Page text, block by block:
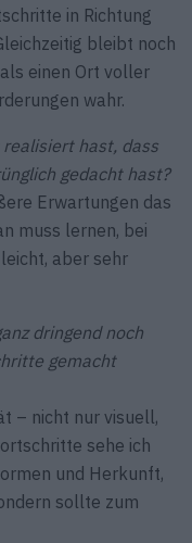
in Richtung
bleibt noch
einen Ort voller
wahr.
realisiert hast, dass
gedacht hast?
Erwartungen das
muss lernen, bei
aber sehr
dringend noch
gemacht
– nicht nur visuell,
sehe ich
und Herkunft,
sollte zum